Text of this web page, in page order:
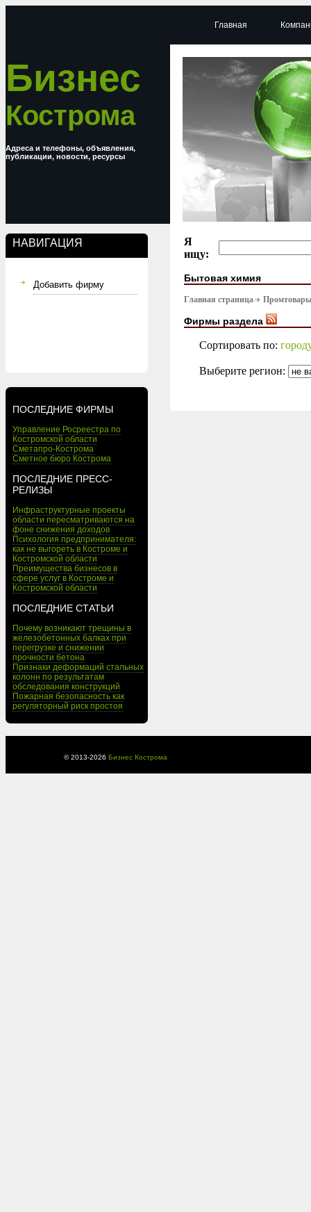
Бизнес
Кострома
Адреса и телефоны, объявления,
публикации, новости, ресурсы
НАВИГАЦИЯ
Добавить фирму
ПОСЛЕДНИЕ ФИРМЫ
Управление Росреестра по
Костромской области
Сметапро-Кострома
Сметное бюро Кострома
ПОСЛЕДНИЕ ПРЕСС-
РЕЛИЗЫ
Инфраструктурные проекты
области пересматриваются на
фоне снижения доходов
Психология предпринимателя:
как не выгореть в Костроме и
Костромской области
Преимущества бизнесов в
сфере услуг в Костроме и
Костромской области
ПОСЛЕДНИЕ СТАТЬИ
Почему возникают трещины в
железобетонных балках при
перегрузке и снижении
прочности бетона
Признаки деформаций стальных
колонн по результатам
обследования конструкций
Пожарная безопасность как
регуляторный риск простоя
Главная
Я
ищу:
Бытовая химия
Главная страница Промтовары
Фирмы раздела
Сортировать по:
Выберите регион:
© 2013-2026 Бизнес Кострома